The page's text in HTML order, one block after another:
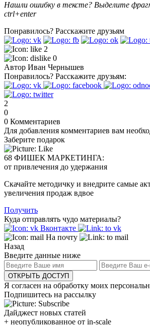
Нашли ошибку в тексте? Выделите
ctrl+enter
Понравилось? Расскажите друзьям
2
0
Автор Иван Чернышев
Понравилось? Расскажите друзьям:
2
0
0 Комментариев
Для добавления комментариев вам
Заберите подарок
68 ФИШЕК МАРКЕТИНГА:
от привлечения до удержания
Скачайте методичку и внедрите самые
увеличения продаж вдвое
Получить
Куда отправлять чудо материалы?
Вконтакте
На почту
Назад
Введите данные ниже
ОТКРЫТЬ ДОСТУП
Я согласен на обработку моих
Подпишитесь на рассылку
Дайджест новых статей
+ неопубликованное от in-scale